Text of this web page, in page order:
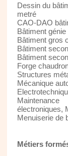
Dessin du
metré
CAO-DAO
Bâtiment
Bâtiment gros
Bâtiment
Bâtiment
Forge
Structures
Mécanique
électroniques,
Menuiserie de
Métiers